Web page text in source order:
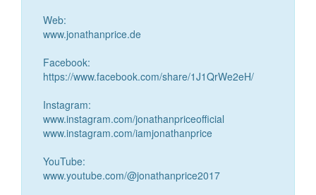
Web:
www.jonathanprice.de
Facebook:
https://www.facebook.com/share/1J1QrWe2eH/
Instagram:
www.instagram.com/jonathanpriceofficial
www.instagram.com/iamjonathanprice
YouTube:
www.youtube.com/@jonathanprice2017